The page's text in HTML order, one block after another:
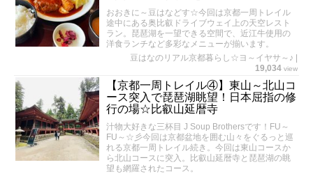
おおきに～豆はなどす☆今回は京都一周トレイル
途中にある奥比叡ドライブウェイ上の天空レスト
ラン。琵琶湖を一望できる空間で、近江牛使用の
洋食ランチなど多彩なメニューが揃います。
豆はなのリアル京都暮らし☆ヨ～イヤサ～♪
19,034 view
【京都一周トレイル④】東山～北山コ
ース突入で琵琶湖眺望！日本屈指の修
行の場☆比叡山延暦寺
汁物大好きな三杯目 J Soup Brothersです！FU～
FU～☆彡今回は京都盆地を囲む山々をぐるっと巡
れる京都一周トレイル続き。今回は東山コースか
ら北山コースに突入。比叡山延暦寺と琵琶湖の眺
望も網羅されたコース。